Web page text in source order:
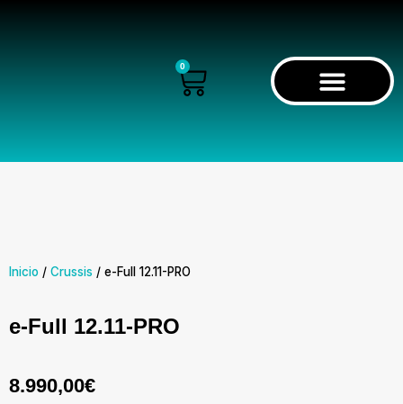
0
Cart
Inicio / Crussis / e-Full 12.11-PRO
e-Full 12.11-PRO
8.990,00€